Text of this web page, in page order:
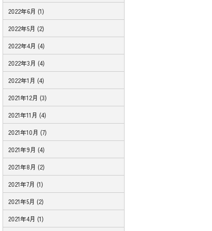
2022年6月 (1)
2022年5月 (2)
2022年4月 (4)
2022年3月 (4)
2022年1月 (4)
2021年12月 (3)
2021年11月 (4)
2021年10月 (7)
2021年9月 (4)
2021年8月 (2)
2021年7月 (1)
2021年5月 (2)
2021年4月 (1)